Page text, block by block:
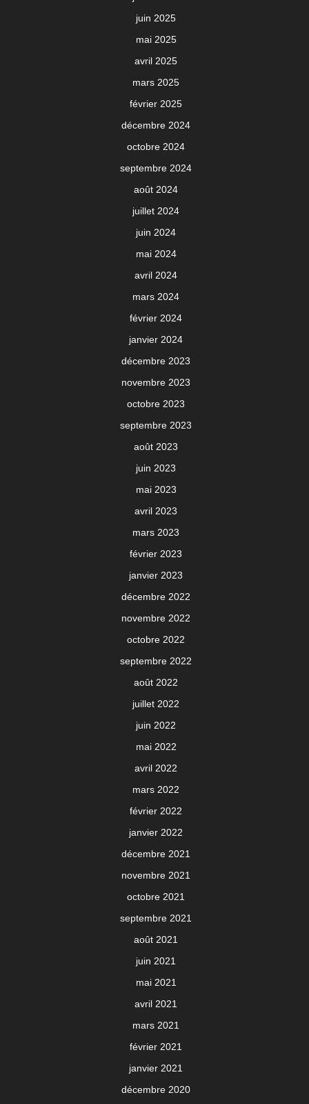
juin 2025
mai 2025
avril 2025
mars 2025
février 2025
décembre 2024
octobre 2024
septembre 2024
août 2024
juillet 2024
juin 2024
mai 2024
avril 2024
mars 2024
février 2024
janvier 2024
décembre 2023
novembre 2023
octobre 2023
septembre 2023
août 2023
juin 2023
mai 2023
avril 2023
mars 2023
février 2023
janvier 2023
décembre 2022
novembre 2022
octobre 2022
septembre 2022
août 2022
juillet 2022
juin 2022
mai 2022
avril 2022
mars 2022
février 2022
janvier 2022
décembre 2021
novembre 2021
octobre 2021
septembre 2021
août 2021
juin 2021
mai 2021
avril 2021
mars 2021
février 2021
janvier 2021
décembre 2020